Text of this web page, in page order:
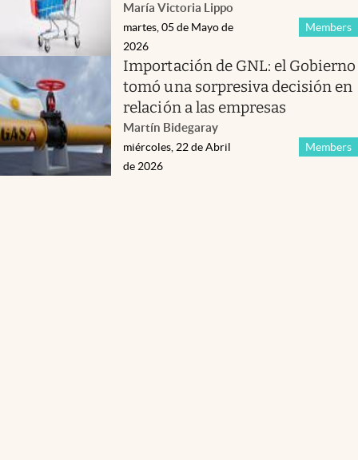
María Victoria Lippo
Members
martes, 05 de Mayo de
2026
Importación de GNL: el Gobierno
tomó una sorpresiva decisión en
relación a las empresas
Martín Bidegaray
Members
miércoles, 22 de Abril
de 2026